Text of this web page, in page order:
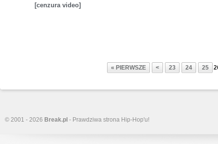
[cenzura video]
« PIERWSZE < 23 24 25
© 2001 - 2026 Break.pl - Prawdziwa strona Hip-Hop'u!